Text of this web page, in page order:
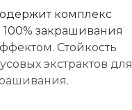
комплекс
закрашивания
Стойкость
экстрактов для